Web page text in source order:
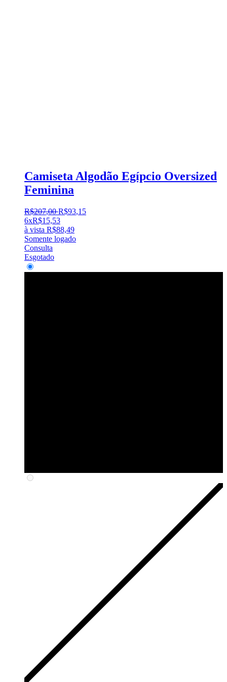
Camiseta Algodão Egípcio Oversized
Feminina
R$207,00 R$93,15
6xR$15,53
à vista R$88,49
Somente logado
Consulta
Esgotado